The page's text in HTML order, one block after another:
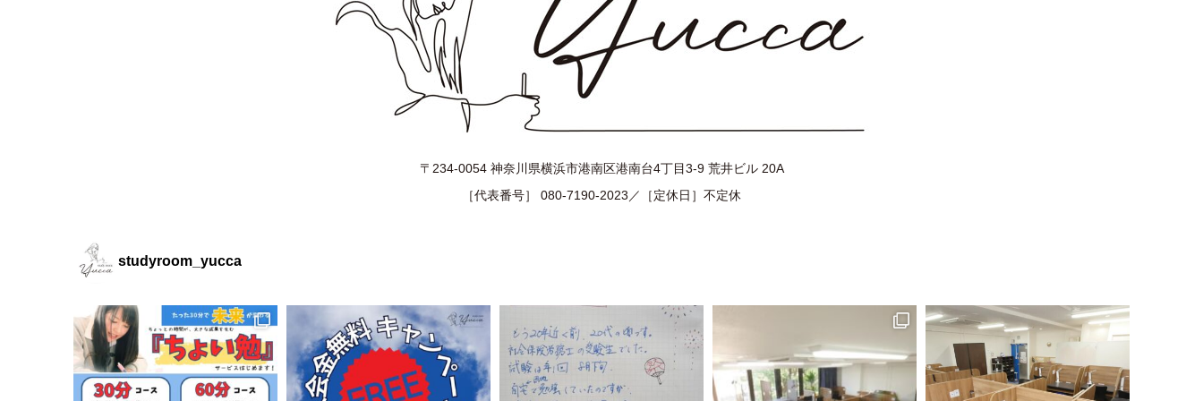
〒234-0054 神奈川県横浜市港南区港南台4丁目3-9 荒井ビル 20A
［代表番号］ 080-7190-2023／［定休日］不定休
studyroom_yucca